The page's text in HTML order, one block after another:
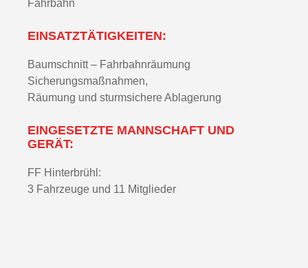
Fahrbahn
EINSATZTÄTIGKEITEN:
Baumschnitt – Fahrbahnräumung
Sicherungsmaßnahmen,
Räumung und sturmsichere Ablagerung
EINGESETZTE MANNSCHAFT UND
GERÄT:
FF Hinterbrühl:
3 Fahrzeuge und 11 Mitglieder